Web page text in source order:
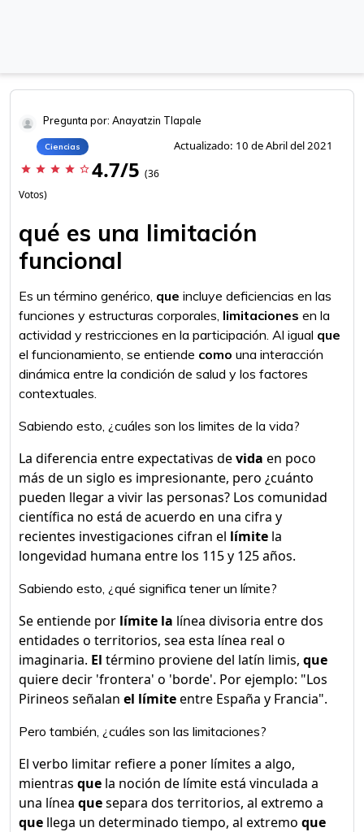
Pregunta por: Anayatzin Tlapale
Ciencias Actualizado: 10 de Abril del 2021
star star star star star_border 4.7/5 (36
Votos)
qué es una limitación
funcional
Es un término genérico, que incluye deficiencias en las
funciones y estructuras corporales, limitaciones en la
actividad y restricciones en la participación. Al igual que
el funcionamiento, se entiende como una interacción
dinámica entre la condición de salud y los factores
contextuales.
Sabiendo esto, ¿cuáles son los limites de la vida?
La diferencia entre expectativas devida en poco
más de un siglo es impresionante, pero ¿cuánto
pueden llegar a vivir las personas? Los comunidad
científica no está de acuerdo en una cifra y
recientes investigaciones cifran el límite la
longevidad humana entre los 115 y 125 años.
Sabiendo esto, ¿qué significa tener un límite?
Se entiende por límite la línea divisoria entre dos
entidades o territorios, sea esta línea real o
imaginaria. El término proviene del latín limis, que
quiere decir 'frontera' o 'borde'. Por ejemplo: "Los
Pirineos señalan el límiteentre España y Francia".
Pero también, ¿cuáles son las limitaciones?
El verbo limitar refiere a poner límites a algo,
mientras que la noción de límite está vinculada a
una línea quesepara dos territorios, al extremo a
que llega un determinado tiempo, al extremo que